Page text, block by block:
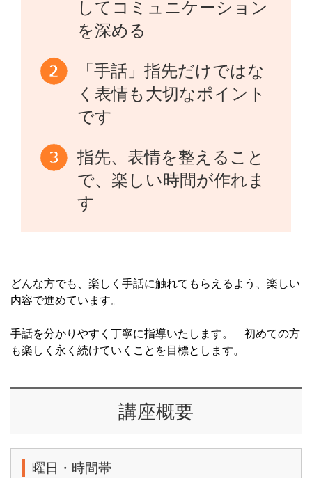
してコミュニケーション
を深める
「手話」指先だけではな
く表情も大切なポイント
です
指先、表情を整えること
で、楽しい時間が作れま
す
どんな方でも、楽しく手話に触れてもらえるよう、楽しい
内容で進めています。
手話を分かりやすく丁寧に指導いたします。 初めての方
も楽しく永く続けていくことを目標とします。
講座概要
曜日・時間帯